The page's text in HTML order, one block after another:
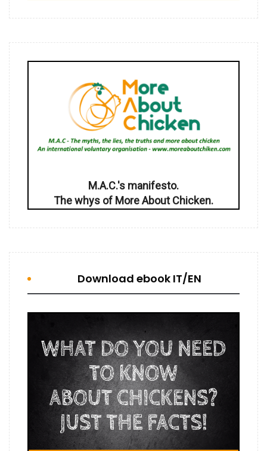
M.A.C.'s manifesto.
The whys of More About Chicken.
Download ebook IT/EN